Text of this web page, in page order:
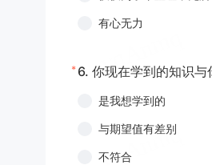
有心无力
* 6. 你现在学到的知识与
是我想学到的
与期望值有差别
不符合